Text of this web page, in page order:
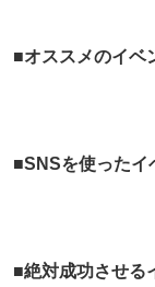
■オススメのイベ
■SNSを使ったイ
■絶対成功させる